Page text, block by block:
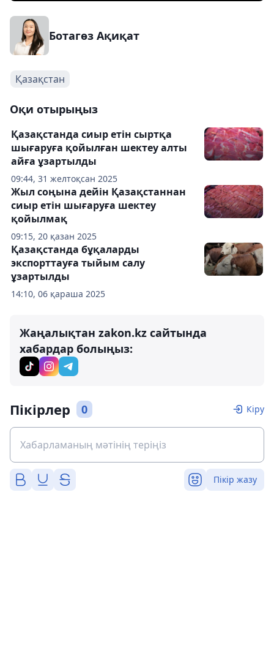
Ботагөз Ақиқат
Қазақстан
Оқи отырыңыз
09:44, 31 желтоқсан 2025
Қазақстанда сиыр етін сыртқа
шығаруға қойылған шектеу алты
айға ұзартылды
09:15, 20 қазан 2025
Жыл соңына дейін Қазақстаннан
сиыр етін шығаруға шектеу
қойылмақ
14:10, 06 қараша 2025
Қазақстанда бұқаларды
экспорттауға тыйым салу
ұзартылды
Жаңалықтан zakon.kz сайтында
хабардар болыңыз:
Пікірлер 0 Кіру
Пікір жазу